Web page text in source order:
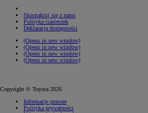
Skontaktuj się z nami
Polityka ciasteczek
Deklaracja dostępności
(Opens in new window)
(Opens in new window)
(Opens in new window)
(Opens in new window)
Copyright © Toyota 2026
Informacje prawne
Polityka prywatności